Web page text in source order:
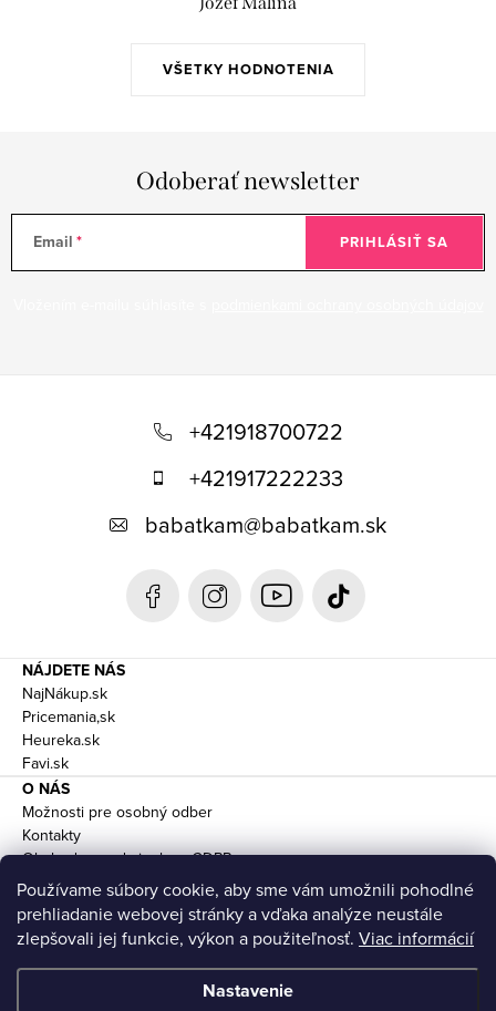
Používame súbory cookie, aby sme vám umožnili pohodlné
prehliadanie webovej stránky a vďaka analýze neustále
zlepšovali jej funkcie, výkon a použiteľnosť. Viac informácií
Nastavenie
VŠETKY HODNOTENIA
Odoberať newsletter
Email PRIHLÁSIŤ SA
+421918700722
+421917222233
babatkam@babatkam.sk
NÁJDETE NÁS
NajNákup.sk
Pricemania,sk
Heureka.sk
Favi.sk
O NÁS
Možnosti pre osobný odber
Kontakty
Obchodne podmienky a GDPR
Doprava